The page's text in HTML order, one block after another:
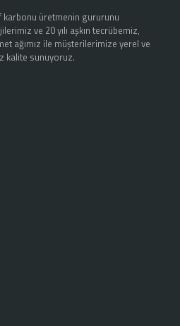
karbonu üretmenin gururunu
ve 20 yılı aşkın tecrübemiz,
ağımız ile müşterilerimize yerel ve
kalite sunuyoruz.